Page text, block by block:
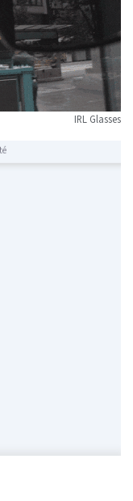
IRL Glasses